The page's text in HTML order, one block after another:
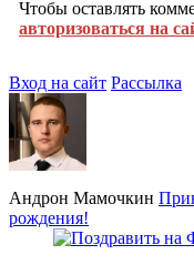
Чтобы оставлять
авторизоваться на
Вход на сайт Рассылка
Андрон Мамочкин
рождения!